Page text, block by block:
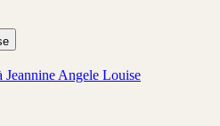
Jeannine Angele Louise